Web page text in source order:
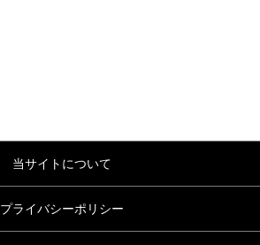
当サイトについて
プライバシーポリシー